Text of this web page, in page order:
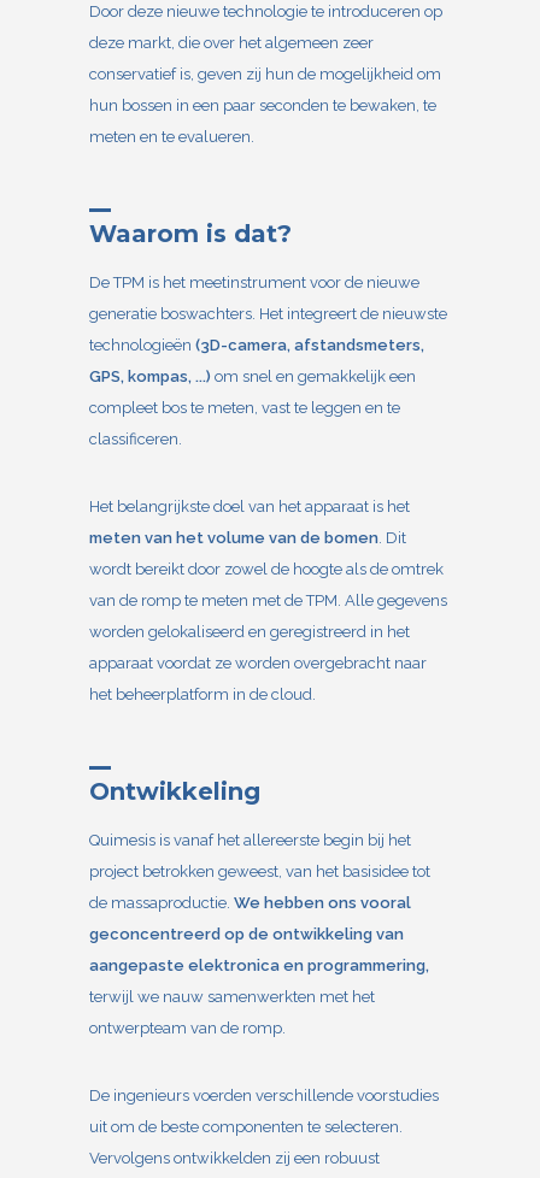
Door deze nieuwe technologie te introduceren op
deze markt, die over het algemeen zeer
conservatief is, geven zij hun de mogelijkheid om
hun bossen in een paar seconden te bewaken, te
meten en te evalueren.
Waarom is dat?
DeTPM is het meetinstrument voor de nieuwe
generatie boswachters. Het integreert de nieuwste
technologieën (3D-camera, afstandsmeters,
GPS, kompas, ...) om snel en gemakkelijk een
compleet bos te meten, vast te leggen en te
classificeren.
Het belangrijkste doel van het apparaat is het
meten van het volume van de bomen . Dit
wordt bereikt door zowel de hoogte als de omtrek
van de romp te meten met de TPM. Alle gegevens
worden gelokaliseerd en geregistreerd in het
apparaat voordat ze worden overgebracht naar
het beheerplatform in de cloud.
Ontwikkeling
Quimesis is vanaf het allereerste begin bij het
project betrokken geweest, van het basisidee tot
de massaproductie. We hebben ons vooral
geconcentreerd op de ontwikkeling van
aangepaste elektronica en programmering,
terwijl we nauw samenwerkten met het
ontwerpteam van de romp.
De ingenieurs voerden verschillende voorstudies
uit om de beste componenten te selecteren.
Vervolgens ontwikkelden zij een robuust